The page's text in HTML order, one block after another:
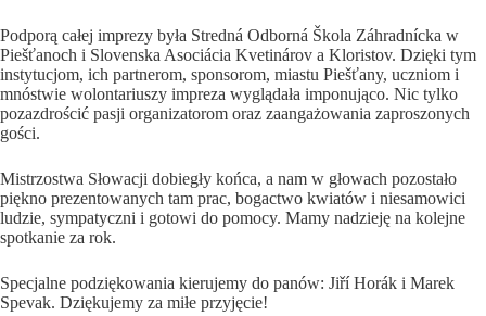
Podporą całej imprezy była Stredná Odborná Škola Záhradnícka w
Piešťanoch i Slovenska Asociácia Kvetinárov a Kloristov. Dzięki tym
instytucjom, ich partnerom, sponsorom, miastu Piešťany, uczniom i
mnóstwie wolontariuszy impreza wyglądała imponująco. Nic tylko
pozazdrościć pasji organizatorom oraz zaangażowania zaproszonych
gości.
Mistrzostwa Słowacji dobiegły końca, a nam w głowach pozostało
piękno prezentowanych tam prac, bogactwo kwiatów i niesamowici
ludzie, sympatyczni i gotowi do pomocy. Mamy nadzieję na kolejne
spotkanie za rok.
Specjalne podziękowania kierujemy do panów: Jiří Horák i Marek
Spevak. Dziękujemy za miłe przyjęcie!